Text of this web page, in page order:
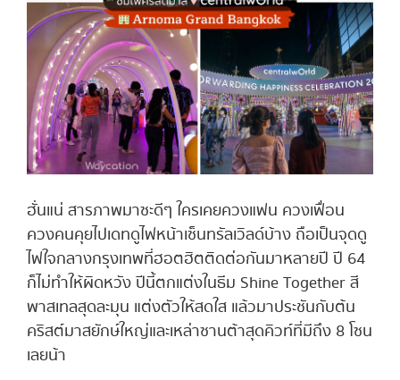
ฮั่นแน่ สารภาพมาซะดีๆ ใครเคยควงแฟน ควงเฟื่อน
ควงคนคุยไปเดทดูไฟหน้าเซ็นทรัลเวิลด์บ้าง ถือเป็นจุดดู
ไฟใจกลางกรุงเทพที่ฮอตฮิตติดต่อกันมาหลายปี ปี 64
ก็ไม่ทำให้ผิดหวัง ปีนี้ตกแต่งในธีม Shine Together สี
พาสเทลสุดละมุน แต่งตัวให้สดใส แล้วมาประชันกับต้น
คริสต์มาสยักษ์ใหญ่และเหล่าซานต้าสุดคิวท์ที่มีถึง 8 โซน
เลยน้า